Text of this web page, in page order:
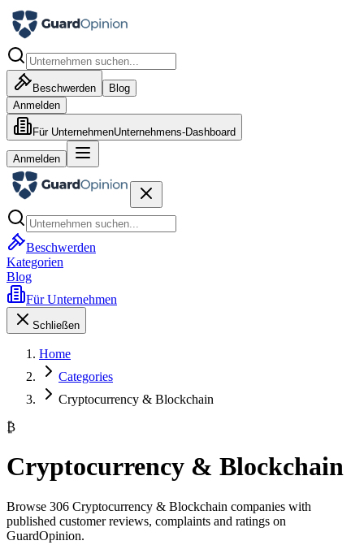
Beschwerden
Blog
Anmelden
Für UnternehmenUnternehmens-Dashboard
Anmelden
Beschwerden
Kategorien
Blog
Für Unternehmen
Schließen
Home
Categories
Cryptocurrency & Blockchain
₿
Cryptocurrency & Blockchain
Browse 306 Cryptocurrency & Blockchain companies with
published customer reviews, complaints and ratings on
GuardOpinion.